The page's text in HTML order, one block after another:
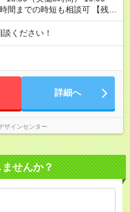
間までの時短も相談可 【残
ください！
詳細へ
ザインセンター
せんか？